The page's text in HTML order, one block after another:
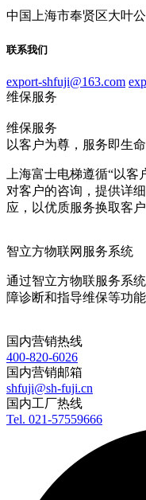
中国上海市奉贤区大叶
联系我们
export-shfuji@163.com
维保服务
维保服务
以客户为尊，服务即生命
上海富士电梯遵循“以
对客户的咨询，提供详
应，以优质服务换取客户
智立方物联网服务系统
通过智立方物联服务系
障诊断和指导维保等功
国内营销热线
400-820-6026
国内营销邮箱
shfuji@sh-fuji.cn
国内工厂热线
Tel. 021-57559666